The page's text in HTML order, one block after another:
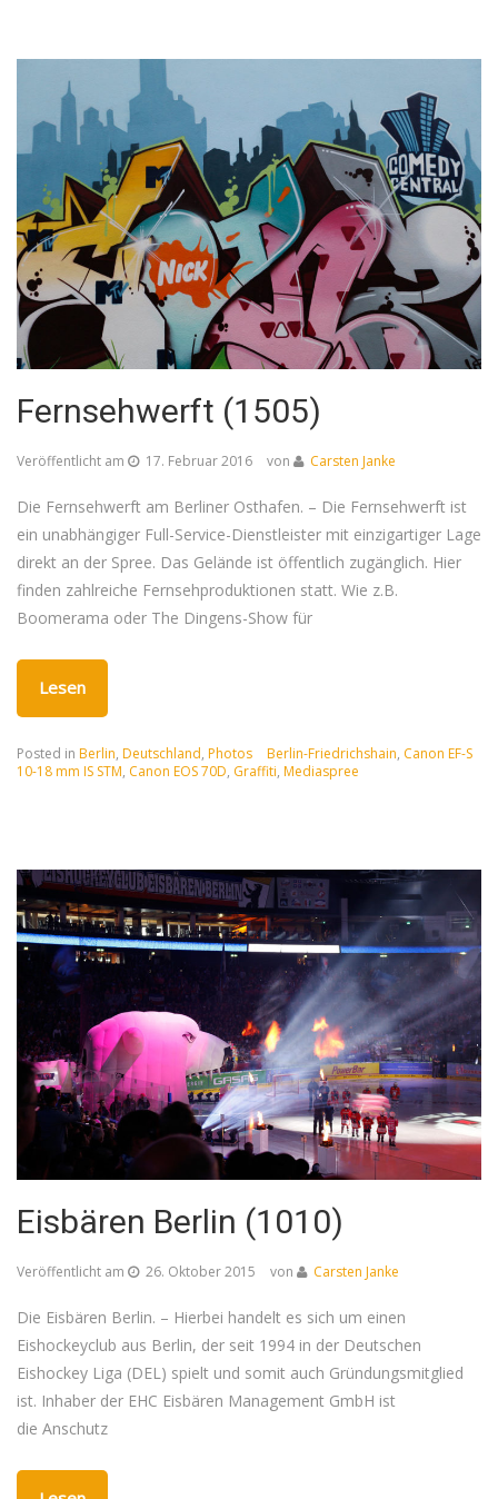
Fernsehwerft (1505)
Veröffentlicht am 17. Februar 2016 von Carsten Janke
Die Fernsehwerft am Berliner Osthafen. – Die Fernsehwerft ist
ein unabhängiger Full-Service-Dienstleister mit einzigartiger Lage
direkt an der Spree. Das Gelände ist öffentlich zugänglich. Hier
finden zahlreiche Fernsehproduktionen statt. Wie z.B.
Boomerama oder The Dingens-Show für
Lesen
Posted in Berlin, Deutschland, Photos Berlin-Friedrichshain, Canon EF-S
10-18 mm IS STM, Canon EOS 70D, Graffiti, Mediaspree
Eisbären Berlin (1010)
Veröffentlicht am 26. Oktober 2015 von Carsten Janke
Die Eisbären Berlin. – Hierbei handelt es sich um einen
Eishockeyclub aus Berlin, der seit 1994 in der Deutschen
Eishockey Liga (DEL) spielt und somit auch Gründungsmitglied
ist. Inhaber der EHC Eisbären Management GmbH ist
die Anschutz